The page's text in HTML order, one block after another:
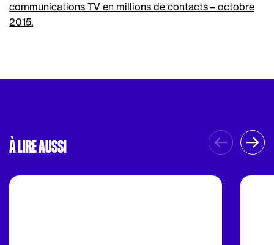
communications TV en millions de contacts – octobre
2015.
À LIRE AUSSI